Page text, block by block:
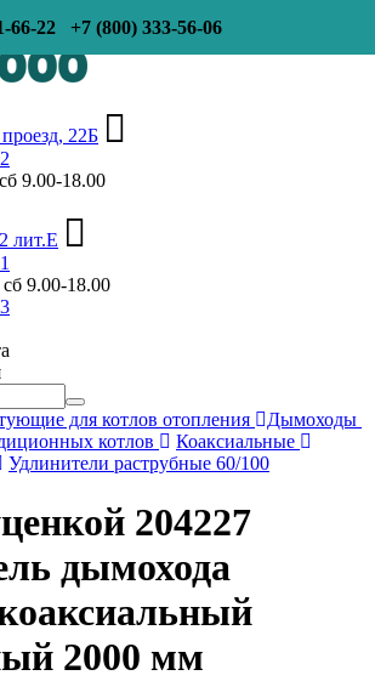
66-22 +7 (800) 333-56-06
22Б
9.00-18.00
лит.Е
9.00-18.00
для котлов отопления
Дымоходы
котлов
Коаксиальные
Удлинители раструбные 60/100
204227
дымохода
2000 мм